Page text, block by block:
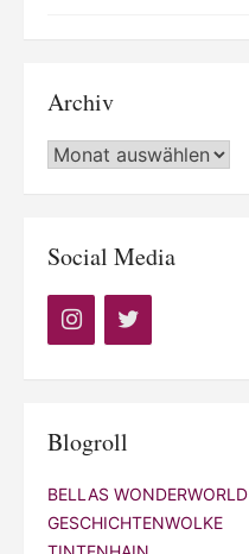
Archiv
Archiv
Social Media
Blogroll
BELLAS WONDERWORLD
GESCHICHTENWOLKE